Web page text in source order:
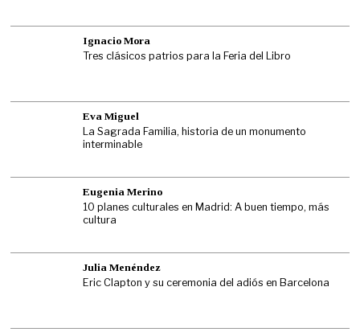
Ignacio Mora
Tres clásicos patrios para la Feria del Libro
Eva Miguel
La Sagrada Familia, historia de un monumento
interminable
Eugenia Merino
10 planes culturales en Madrid: A buen tiempo, más
cultura
Julia Menéndez
Eric Clapton y su ceremonia del adiós en Barcelona